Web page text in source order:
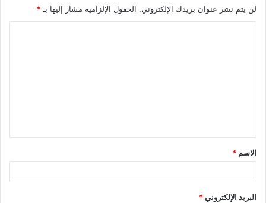
لن يتم نشر عنوان بريدك الإلكتروني. الحقول الإلزامية مشار إليها بـ*
ق
*
الاسم *
البريد الإلكتروني*